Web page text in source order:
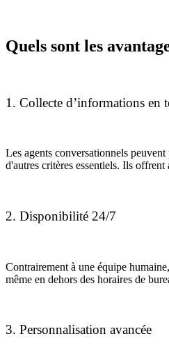
Quels sont les
1. Collecte d’informations en
Les agents conversationnels
d'autres critères essentiels. Ils
2. Disponibilité 24/7
Contrairement à une équipe
même en dehors des horaires de
3. Personnalisation avancée